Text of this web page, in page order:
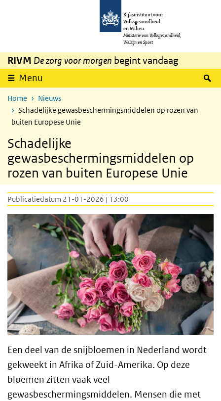
Overslaan en naar de inhoud gaan
Rijksinstituut voor
Volksgezondheid
en Milieu
Ministerie van Volksgezondheid,
Welzijn en Sport
RIVM De zorg voor morgen begint vandaag
Menu
Home
Nieuws
Schadelijke gewasbeschermingsmiddelen op rozen van
buiten Europese Unie
Schadelijke
gewasbeschermingsmiddelen op
rozen van buiten Europese Unie
Publicatiedatum 21-01-2026 | 13:00
Een deel van de snijbloemen in Nederland wordt
gekweekt in Afrika of Zuid-Amerika. Op deze
bloemen zitten vaak veel
gewasbeschermingsmiddelen. Mensen die met